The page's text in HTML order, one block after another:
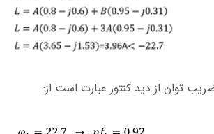
ضریب توان از دید کنتور عبارت است از: